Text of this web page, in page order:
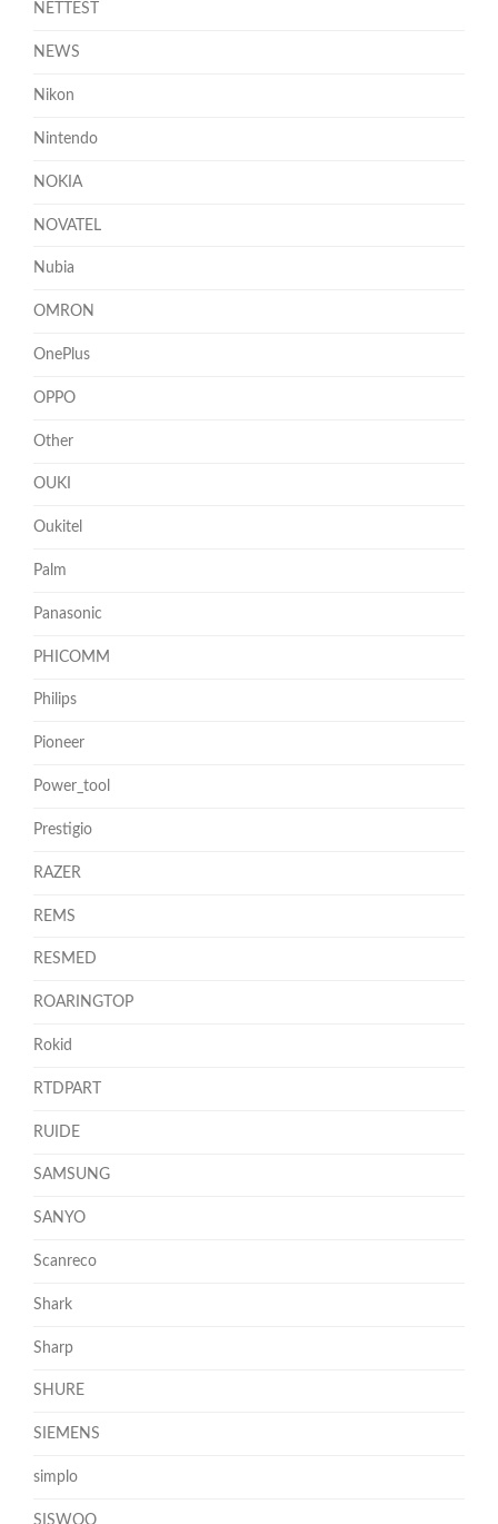
NETTEST
NEWS
Nikon
Nintendo
NOKIA
NOVATEL
Nubia
OMRON
OnePlus
OPPO
Other
OUKI
Oukitel
Palm
Panasonic
PHICOMM
Philips
Pioneer
Power_tool
Prestigio
RAZER
REMS
RESMED
ROARINGTOP
Rokid
RTDPART
RUIDE
SAMSUNG
SANYO
Scanreco
Shark
Sharp
SHURE
SIEMENS
simplo
SISWOO